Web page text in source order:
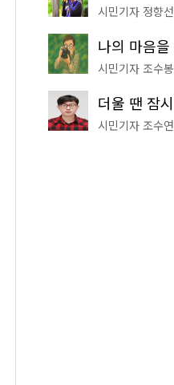
시민기자 정향선
시민기자 조수봉
시민기자 조수연